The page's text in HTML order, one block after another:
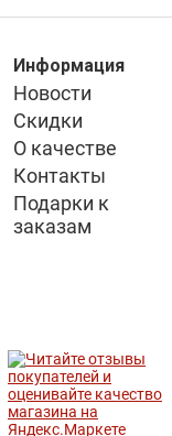
Информация
Новости
Скидки
О качестве
Контакты
Подарки к
заказам